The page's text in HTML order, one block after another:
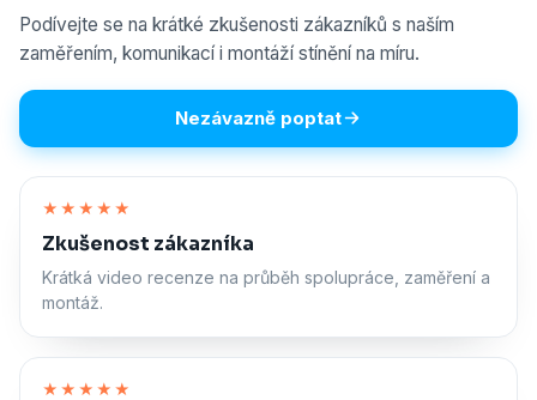
Podívejte se na krátké zkušenosti zákazníků s naším
zaměřením, komunikací i montáží stínění na míru.
Nezávazně poptat
★★★★★
Zkušenost zákazníka
Krátká video recenze na průběh spolupráce, zaměření a
montáž.
★★★★★